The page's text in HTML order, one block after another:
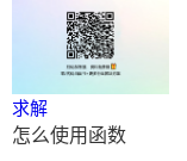
求解
怎么使用函数